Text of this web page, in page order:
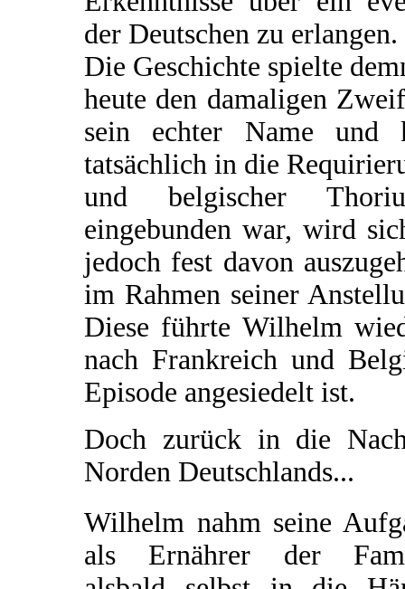
der Deutschen zu erlangen.
Die Geschichte spielte
heute den damaligen
sein echter Name und
tatsächlich in die
und belgischer
eingebunden war, wird
jedoch fest davon
im Rahmen seiner
Diese führte Wilhelm
nach Frankreich und
Episode angesiedelt ist.
Doch zurück in die
Norden Deutschlands...
Wilhelm nahm seine
als Ernährer der